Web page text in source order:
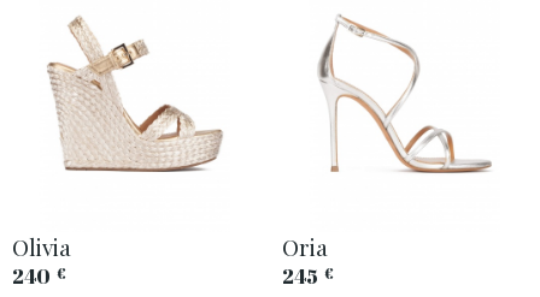
Olivia
240 €
Oria
245 €